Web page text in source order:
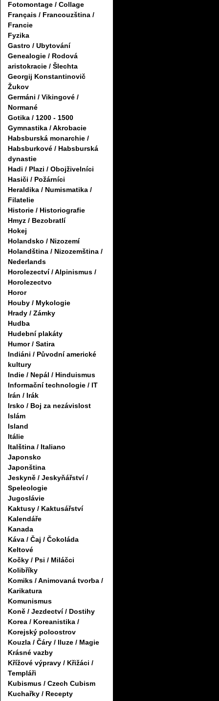
Fotomontage / Collage
Français / Francouzština /
Francie
Fyzika
Gastro / Ubytování
Genealogie / Rodová
aristokracie / Šlechta
Georgij Konstantinovič
Žukov
Germáni / Vikingové /
Normané
Gotika / 1200 - 1500
Gymnastika / Akrobacie
Habsburská monarchie /
Habsburkové / Habsburská
dynastie
Hadi / Plazi / Obojživelníci
Hasiči / Požárníci
Heraldika / Numismatika /
Filatelie
Historie / Historiografie
Hmyz / Bezobratlí
Hokej
Holandsko / Nizozemí
Holandština / Nizozemština /
Nederlands
Horolezectví / Alpinismus /
Horolezectvo
Horor
Houby / Mykologie
Hrady / Zámky
Hudba
Hudební plakáty
Humor / Satira
Indiáni / Původní americké
kultury
Indie / Nepál / Hinduismus
Informační technologie / IT
Irán / Irák
Irsko / Boj za nezávislost
Islám
Island
Itálie
Italština / Italiano
Japonsko
Japonština
Jeskyně / Jeskyňářství /
Speleologie
Jugoslávie
Kaktusy / Kaktusářství
Kalendáře
Kanada
Káva / Čaj / Čokoláda
Keltové
Kočky / Psi / Miláčci
Kolibříky
Komiks / Animovaná tvorba /
Karikatura
Komunismus
Koně / Jezdectví / Dostihy
Korea / Koreanistika /
Korejský poloostrov
Kouzla / Čáry / Iluze / Magie
Krásné vazby
Křížové výpravy / Křižáci /
Templáři
Kubismus / Czech Cubism
Kuchařky / Recepty